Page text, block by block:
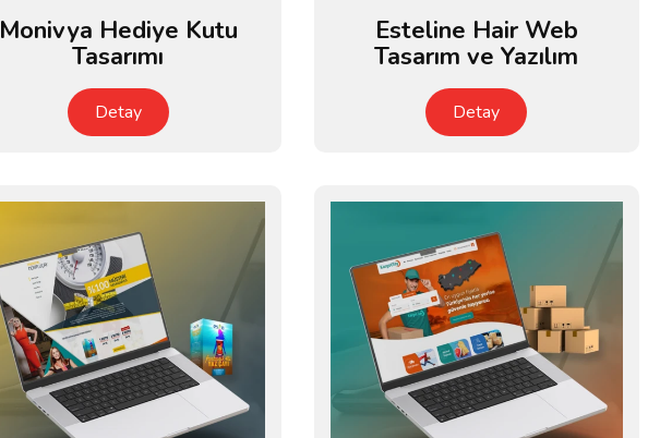
Monivya Hediye Kutu
Tasarımı
Detay
Esteline Hair Web
Tasarım ve Yazılım
Detay